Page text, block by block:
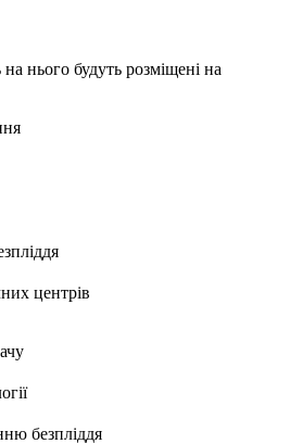
нього будуть розміщені на
центрів
безпліддя